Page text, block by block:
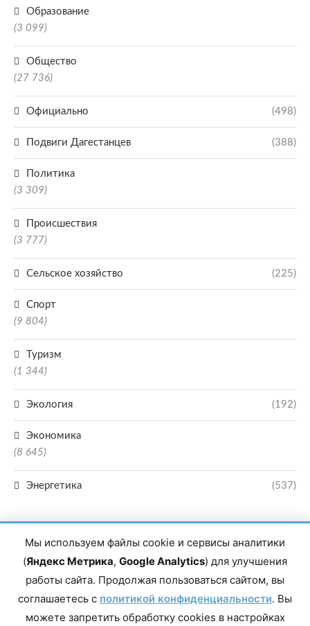
Образование
(3 099)
Общество
(27 736)
Официально (498)
Подвиги Дагестанцев (388)
Политика
(3 309)
Происшествия
(3 777)
Сельское хозяйство (225)
Спорт
(9 804)
Туризм
(1 344)
Экология (192)
Экономика
(8 645)
Энергетика (537)
Главный редактор сетевого издания Магомаев Тимур Нухович. Контакты
редакции: 8(988)-292-94-34 Почта: vestiskfo@gmail.com По вопросам
Дагестан, г. Махачкала, пр-т Насрутдинова, д. 1а. Все права защищены.
Мы используем файлы cookie и сервисы аналитики
(Яндекс Метрика, Google Analytics) для улучшения
работы сайта. Продолжая пользоваться сайтом, вы
соглашаетесь с политикой конфиденциальности. Вы
можете запретить обработку cookies в настройках